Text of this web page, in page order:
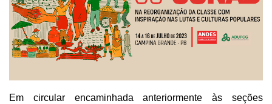
Em circular encaminhada anteriormenteàs seções